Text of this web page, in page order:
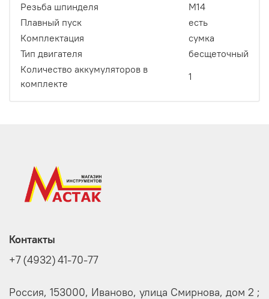
Резьба шпинделя
М14
Плавный пуск
есть
Комплектация
сумка
Тип двигателя
бесщеточный
Количество аккумуляторов в
комплекте
1
Контакты
+7 (4932) 41-70-77
Россия, 153000, Иваново, улица Смирнова, дом 2 ;